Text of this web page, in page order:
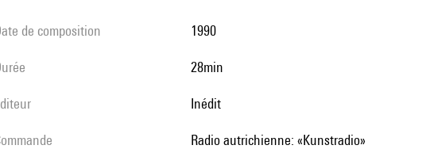
date de composition 1990
durée 28min
éditeur Inédit
Commande Radio autrichienne: «Kunstradio»